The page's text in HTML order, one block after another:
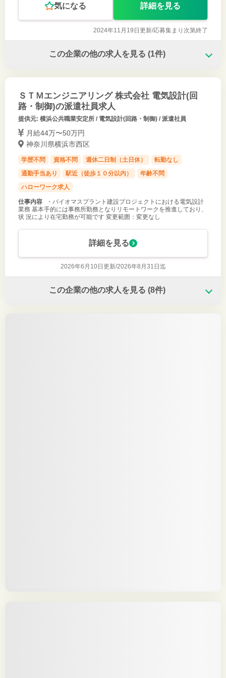
気になる 詳細を見る
2024年11月19日更新/応募集まり次第終了
この企業の他の求人を見る (1件)
ＳＴＭエンジニアリング 株式会社 電気設計(回
路・制御)の派遣社員求人
提供元: 横浜公共職業安定所 / 電気設計(回路・制御) / 派遣社員
月給44万〜50万円
神奈川県横浜市西区
学歴不問 資格不問 週休二日制（土日休）
転勤なし
通勤手当あり
駅近（徒歩１０分以内）
年齢不問
ハローワーク求人
仕事内容
・バイオマスプラント建設プロジェクトにおける電気設計
業務 基本手的には事務所勤務となりリモートワークを推進しており、
状 況により在宅勤務が可能です 変更範囲：変更なし
詳細を見る
2026年6月10日更新/2026年8月31日迄
この企業の他の求人を見る (8件)